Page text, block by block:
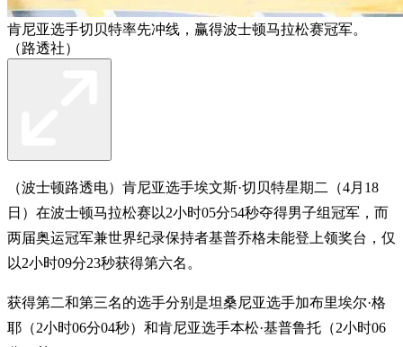
肯尼亚选手切贝特率先冲线，赢得波士顿马拉松赛冠军。
（路透社）
（波士顿路透电）肯尼亚选手埃文斯·切贝特星期二（4月18
日）在波士顿马拉松赛以2小时05分54秒夺得男子组冠军，而
两届奥运冠军兼世界纪录保持者基普乔格未能登上领奖台，仅
以2小时09分23秒获得第六名。
获得第二和第三名的选手分别是坦桑尼亚选手加布里埃尔·格
耶（2小时06分04秒）和肯尼亚选手本松·基普鲁托（2小时06